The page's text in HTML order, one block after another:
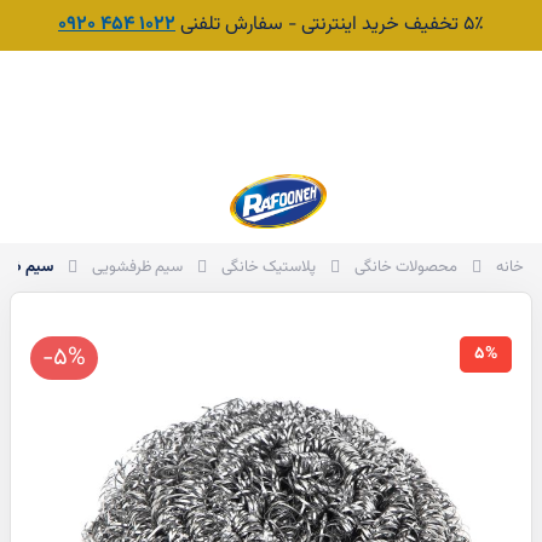
۵٪ تخفیف خرید اینترنتی - سفارش تلفنی 1022 454 0920
خانه محصولات خانگی پلاستیک خانگی سیم ظرفشویی سیم
-5% 5%